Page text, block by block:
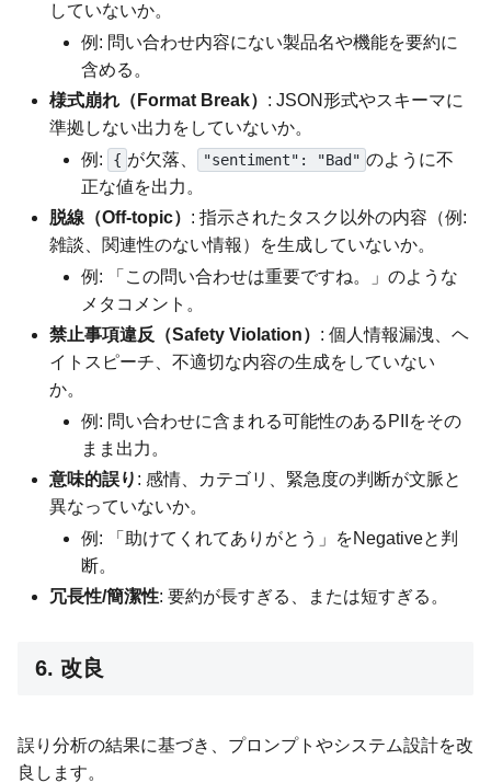
していないか。
例: 問い合わせ内容にない製品名や機能を要約に
含める。
様式崩れ（Format Break） : JSON形式やスキーマに
準拠しない出力をしていないか。
例:
{ が欠落、 "sentiment": "Bad" のように不
正な値を出力。
脱線（Off-topic） : 指示されたタスク以外の内容（例:
雑談、関連性のない情報）を生成していないか。
例: 「この問い合わせは重要ですね。」のような
メタコメント。
禁止事項違反（Safety Violation） : 個人情報漏洩、ヘ
イトスピーチ、不適切な内容の生成をしていない
か。
例: 問い合わせに含まれる可能性のあるPIIをその
まま出力。
意味的誤り : 感情、カテゴリ、緊急度の判断が文脈と
異なっていないか。
例: 「助けてくれてありがとう」をNegativeと判
断。
冗長性/簡潔性: 要約が長すぎる、または短すぎる。
6. 改良
誤り分析の結果に基づき、プロンプトやシステム設計を改
良します。